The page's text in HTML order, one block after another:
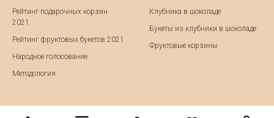
Рейтинг подарочных корзин
2021
Рейтинг фруктовых букетов 2021
Народное голосование
Методология
Клубника в шоколаде
Букеты из клубники в шоколаде
Фруктовые корзины